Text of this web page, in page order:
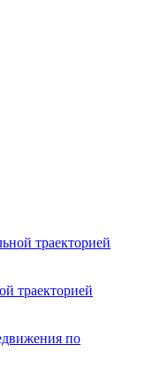
траекторией
траекторией
по